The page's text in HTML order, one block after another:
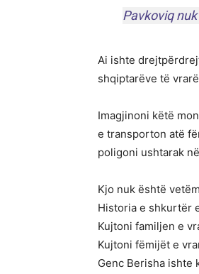
Pavkoviq
Ai ishte
shqiptarëve të
Imagjinoni këtë
e transporton atë
poligoni ushtarak
Kjo nuk është
Historia e shkurtër
Kujtoni familjen e
Kujtoni fëmijët e
Genc Berisha ishte